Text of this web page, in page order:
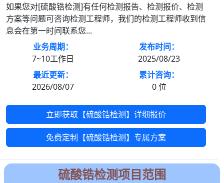
如果您对[硫酸锆检测]有任何检测报告、检测报价、检测
方案等问题可咨询检测工程师，我们的检测工程师收到信
息会在第一时间联系您...
业务周期：
7~10工作日
发布时间：
2025/08/23
最近更新：
2026/08/07
累计咨询：
0位
立即获取【硫酸锆检测】详细报价
免费定制【硫酸锆检测】专属方案
硫酸锆检测项目范围